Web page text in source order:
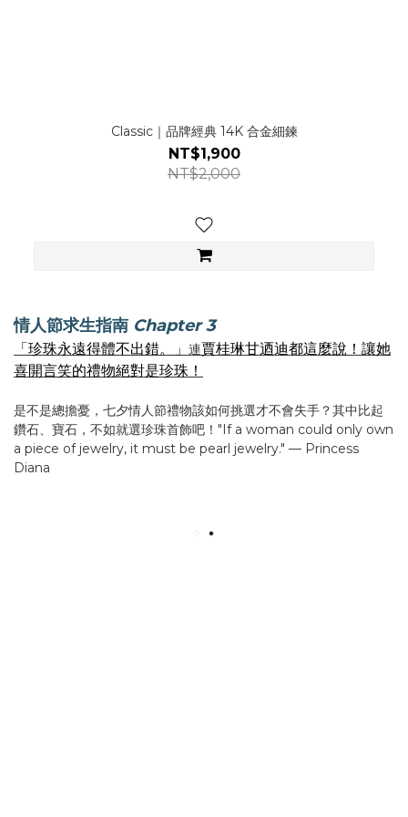
Classic｜品牌經典 14K 合金細鍊
NT$1,900
NT$2,000
情人節求生指南 Chapter 3
「珍珠永遠得體不出錯。」 連賈桂琳甘迺迪都這麼說！讓她
喜開言笑的禮物絕對是珍珠！
是不是總擔憂，七夕情人節禮物該如何挑選才不會失手？其中比起
鑽石、寶石，不如就選珍珠首飾吧！"If a woman could only own
a piece of jewelry, it must be pearl jewelry." — Princess
Diana